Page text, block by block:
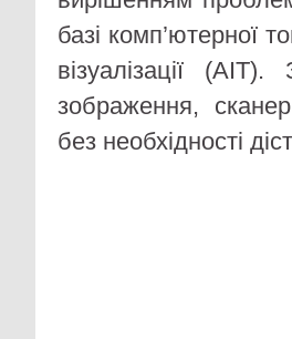
базі комп’ютерної
візуалізації
зображення,
без необхідності